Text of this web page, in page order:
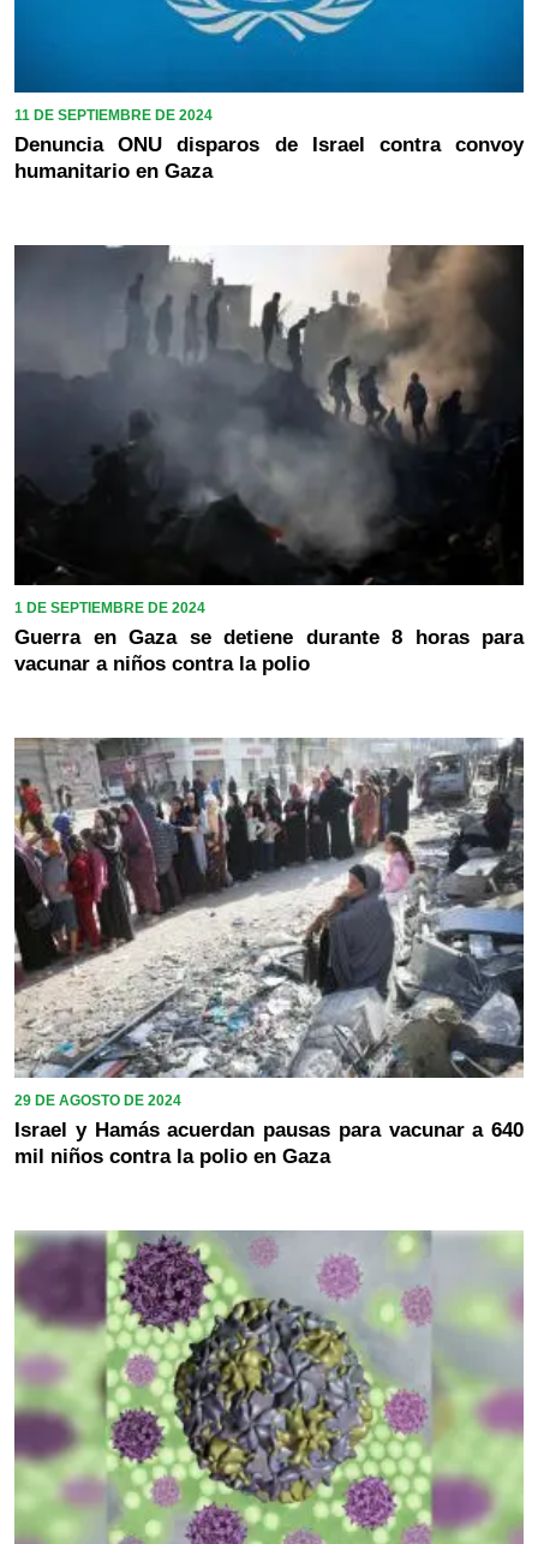
11 DE SEPTIEMBRE DE 2024
Denuncia ONU disparos de Israel contra convoy
humanitario en Gaza
1 DE SEPTIEMBRE DE 2024
Guerra en Gaza se detiene durante 8 horas para
vacunar a niños contra la polio
29 DE AGOSTO DE 2024
Israel y Hamás acuerdan pausas para vacunar a 640
mil niños contra la polio en Gaza